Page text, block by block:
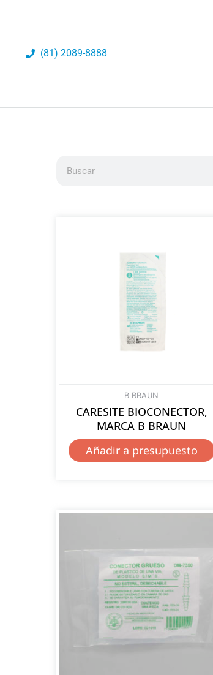
(81) 2089-8888
B BRAUN
CARESITE BIOCONECTOR,
MARCA B BRAUN
Añadir a presupuesto